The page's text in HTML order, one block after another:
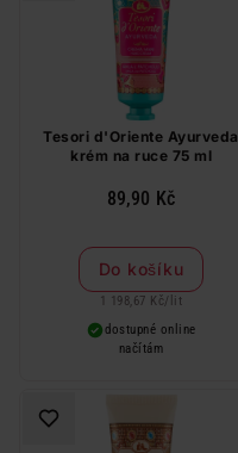
Tesori d'Oriente Ayurveda
krém na ruce 75 ml
89,90 Kč
Do košíku
1 198,67 Kč/ lit
dostupné online
načítám